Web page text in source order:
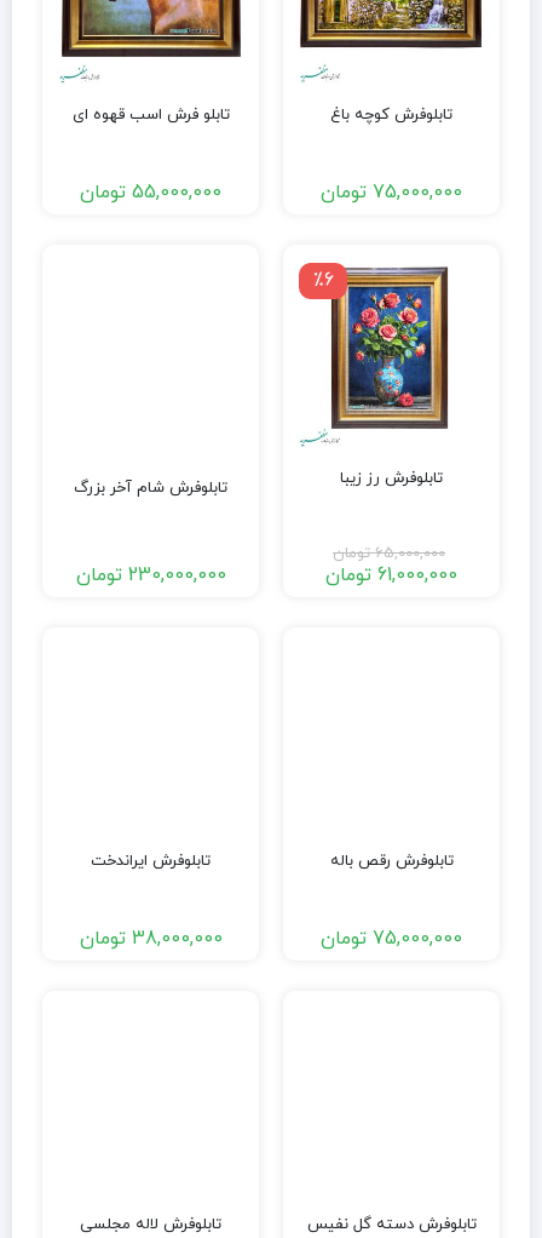
تابلوفرش کوچه باغ
75,000,000 تومان
تابلو فرش اسب قهوه ای
55,000,000 تومان
٪6
تابلوفرش رز زیبا
65,000,000 تومان
61,000,000 تومان
تابلوفرش شام آخر بزرگ
230,000,000 تومان
تابلوفرش رقص باله
75,000,000 تومان
تابلوفرش ایراندخت
38,000,000 تومان
تابلوفرش دسته گل نفیس تابلوفرش لاله مجلسی